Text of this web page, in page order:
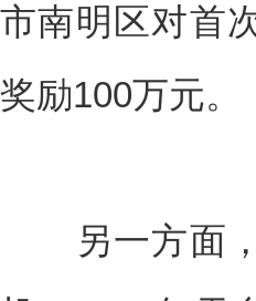
市南明区对首
奖励100万元。
另一方面，